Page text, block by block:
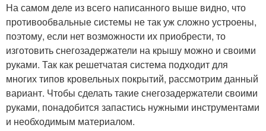
На самом деле из всего написанного выше видно, что
противообвальные системы не так уж сложно устроены,
поэтому, если нет возможности их приобрести, то
изготовить снегозадержатели на крышу можно и своими
руками. Так как решетчатая система подходит для
многих типов кровельных покрытий, рассмотрим данный
вариант. Чтобы сделать такие снегозадержатели своими
руками, понадобится запастись нужными инструментами
и необходимым материалом.